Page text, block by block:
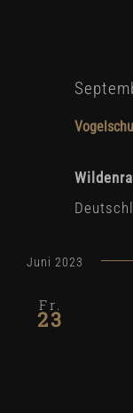
Juni 2023
Fr.
23